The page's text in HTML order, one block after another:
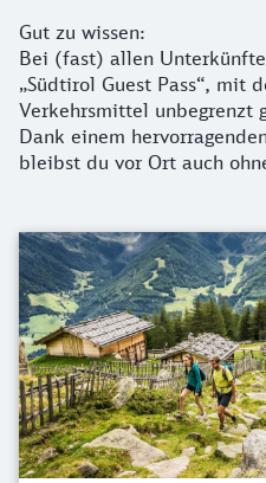
Gut zu wissen:
Bei (fast) allen
„Südtirol Guest Pass“, mit
Verkehrsmittel unbegrenzt
Dank einem
bleibst du vor Ort auch